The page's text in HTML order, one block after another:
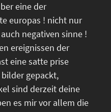
eine der
europas ! nicht nur
negativen sinne !
ereignissen der
eine satte prise
gepackt,
sind derzeit deine
es mir vor allem die